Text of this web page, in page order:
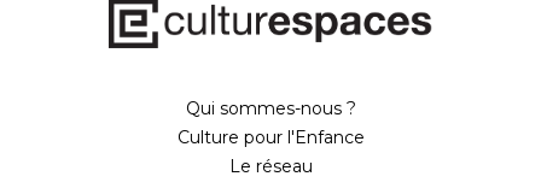
Qui sommes-nous ?
Culture pour l'Enfance
Le réseau